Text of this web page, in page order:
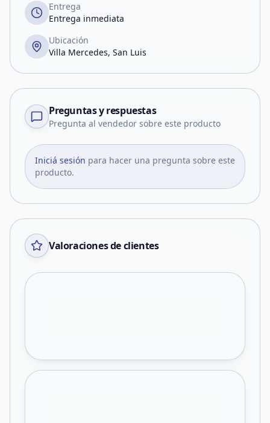
Entrega
Entrega inmediata
Ubicación
Villa Mercedes, San Luis
Preguntas y respuestas
Pregunta al vendedor sobre este producto
Iniciá sesión para hacer una pregunta sobre este
producto.
Valoraciones de clientes